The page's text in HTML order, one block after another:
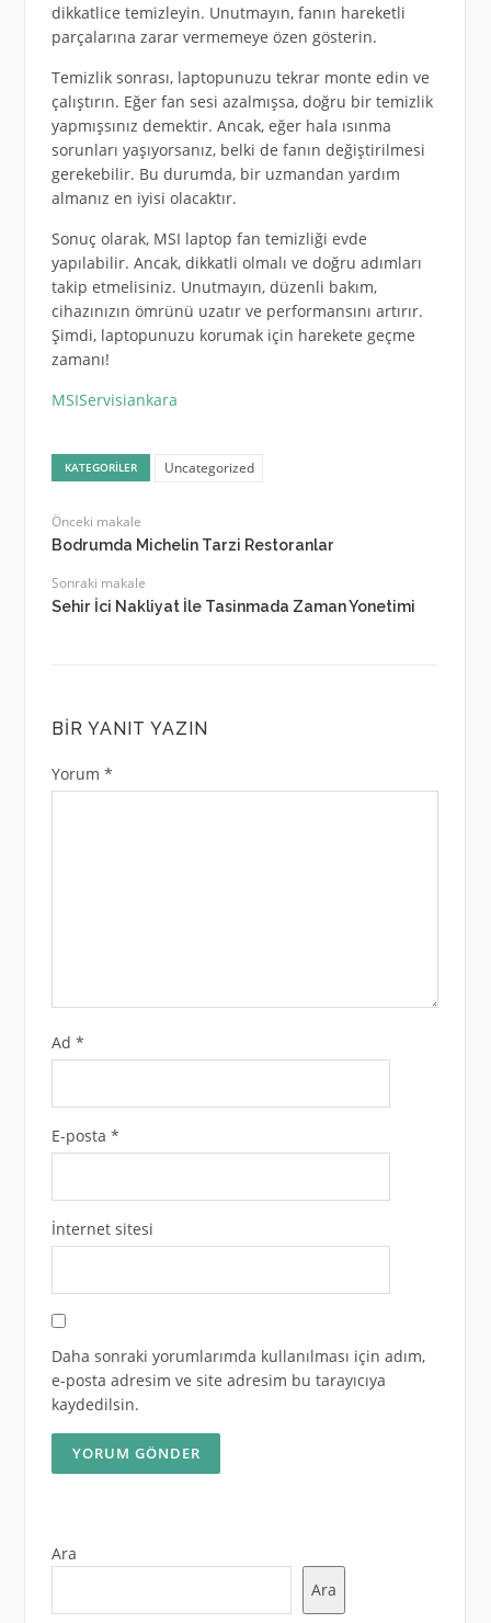
dikkatlice temizleyin. Unutmayın, fanın hareketli
parçalarına zarar vermemeye özen gösterin.
Temizlik sonrası, laptopunuzu tekrar monte edin ve
çalıştırın. Eğer fan sesi azalmışsa, doğru bir temizlik
yapmışsınız demektir. Ancak, eğer hala ısınma
sorunları yaşıyorsanız, belki de fanın değiştirilmesi
gerekebilir. Bu durumda, bir uzmandan yardım
almanız en iyisi olacaktır.
Sonuç olarak, MSI laptop fan temizliği evde
yapılabilir. Ancak, dikkatli olmalı ve doğru adımları
takip etmelisiniz. Unutmayın, düzenli bakım,
cihazınızın ömrünü uzatır ve performansını artırır.
Şimdi, laptopunuzu korumak için harekete geçme
zamanı!
MSIServisiankara
KATEGORILER Uncategorized
Önceki makale
Bodrumda Michelin Tarzi Restoranlar
Sonraki makale
Sehir İci Nakliyat İle Tasinmada Zaman Yonetimi
BIR YANIT YAZIN
Yorum *
Ad *
E-posta *
İnternet sitesi
Daha sonraki yorumlarımda kullanılması için adım,
e-posta adresim ve site adresim bu tarayıcıya
kaydedilsin.
Ara
Ara